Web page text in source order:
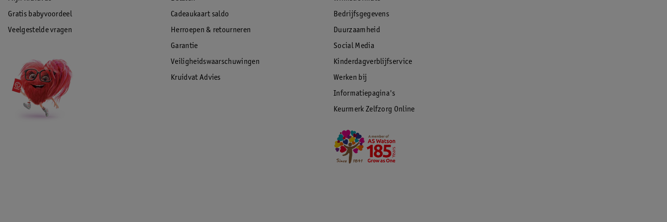
Gratis babyvoordeel
Veelgestelde vragen
Cadeaukaart saldo
Herroepen & retourneren
Garantie
Veiligheidswaarschuwingen
Kruidvat Advies
Bedrijfsgegevens
Duurzaamheid
Social Media
Kinderdagverblijfservice
Werken bij
Informatiepagina's
Keurmerk Zelfzorg Online